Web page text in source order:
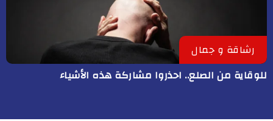
رشاقة و جمال
للوقاية من الصلع.. احذروا مشاركة هذه الأشياء